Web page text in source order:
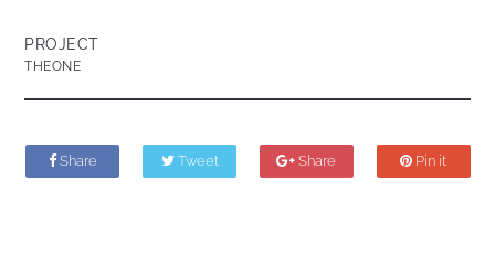
PROJECT
THEONE
Share Tweet Share Pin it